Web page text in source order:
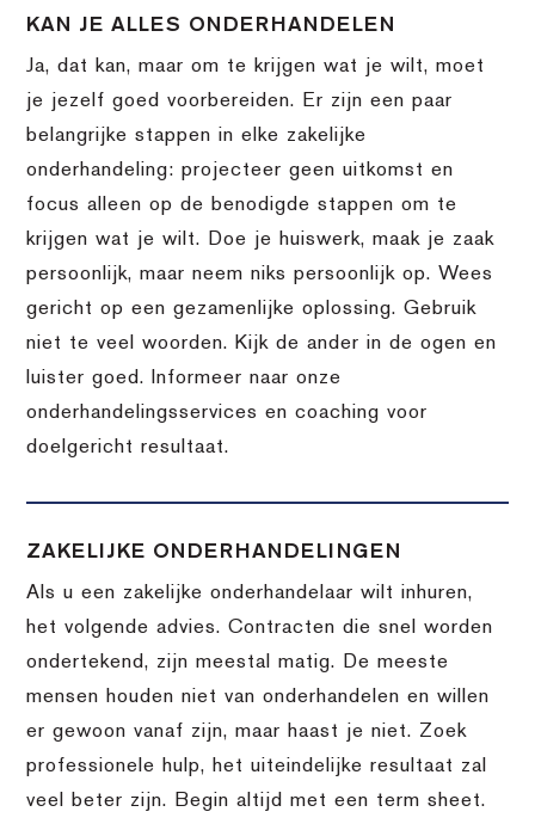
KAN JE ALLES ONDERHANDELEN
Ja, dat kan, maar om te krijgen wat je wilt, moet
je jezelf goed voorbereiden. Er zijn een paar
belangrijke stappen in elke zakelijke
onderhandeling: projecteer geen uitkomst en
focus alleen op de benodigde stappen om te
krijgen wat je wilt. Doe je huiswerk, maak je zaak
persoonlijk, maar neem niks persoonlijk op. Wees
gericht op een gezamenlijke oplossing. Gebruik
niet te veel woorden. Kijk de ander in de ogen en
luister goed. Informeer naar onze
onderhandelingsservices en coaching voor
doelgericht resultaat.
ZAKELIJKE ONDERHANDELINGEN
Als u een zakelijke onderhandelaar wilt inhuren,
het volgende advies. Contracten die snel worden
ondertekend, zijn meestal matig. De meeste
mensen houden niet van onderhandelen en willen
er gewoon vanaf zijn, maar haast je niet. Zoek
professionele hulp, het uiteindelijke resultaat zal
veel beter zijn. Begin altijd met een term sheet.